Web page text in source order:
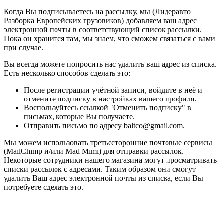
Когда Вы подписываетесь на рассылку, мы (Лидеравто
Разборка Европейских грузовиков) добавляем ваш адрес
электронной почты в соответствующий список рассылки.
Пока он хранится там, мы знаем, что сможем связаться с вами
при случае.
Вы всегда можете попросить нас удалить ваш адрес из списка.
Есть несколько способов сделать это:
После регистрации учётной записи, войдите в неё и
отмените подписку в настройках вашего профиля.
Воспользуйтесь ссылкой "Отменить подписку" в
письмах, которые Вы получаете.
Отправить письмо по адресу baltco@gmail.com.
Мы можем использовать третьесторонние почтовые сервисы
(MailChimp и/или Mad Mimi) для отправки рассылок.
Некоторые сотрудники нашего магазина могут просматривать
списки рассылок с адресами. Таким образом они смогут
удалить Ваш адрес электронной почты из списка, если Вы
потребуете сделать это.